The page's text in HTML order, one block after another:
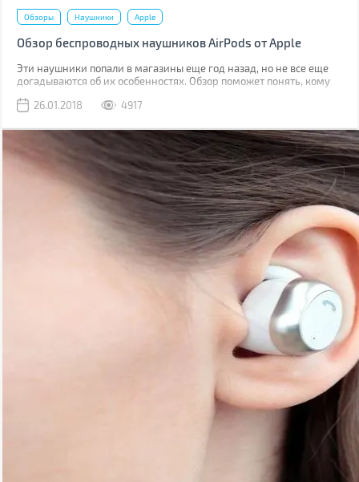
Обзоры Наушники Apple
Обзор беспроводных наушников AirPods от Apple
Эти наушники попали в магазины еще год назад, но не все еще
догадываются об их особенностях. Обзор поможет понять, кому
26.01.2018
4917